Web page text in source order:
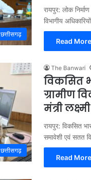
छत्तीसगढ़
रायपुर: लोक
विभागीय
Read
छत्तीसगढ़
The Banwari
विकसित
ग्रामीण
मंत्री
रायपुर: विकसित
समावेशी एवं सतत
Read